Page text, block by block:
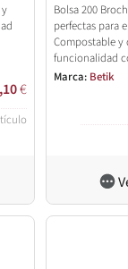
,10€
Bolsa 200
perfectas para
Compostable y
funcionalidad
ambiental.
Marca: Betik